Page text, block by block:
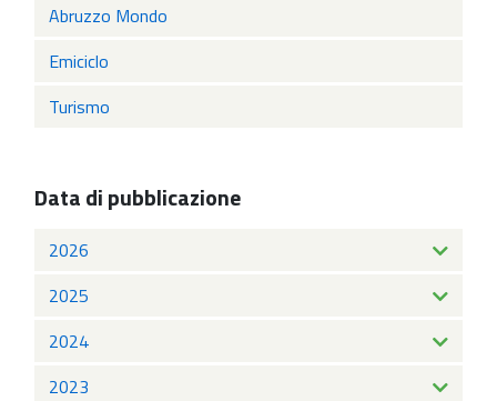
Abruzzo Mondo
Emiciclo
Turismo
Data di pubblicazione
2026
2025
2024
2023